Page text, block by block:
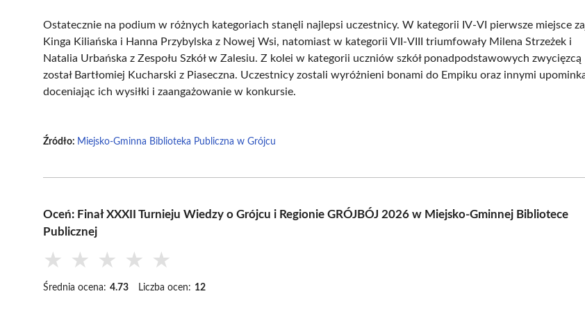
Ostatecznie na podium w różnych kategoriach stanęli najlepsi uczestnicy. W kategorii IV-VI pierwsze miejsce
Kinga Kiliańska i Hanna Przybylska z Nowej Wsi, natomiast w kategorii VII-VIII triumfowały Milena Strzeżek i
Natalia Urbańska z Zespołu Szkół w Zalesiu. Z kolei w kategorii uczniów szkół ponadpodstawowych zwycięzcą
został Bartłomiej Kucharski z Piaseczna. Uczestnicy zostali wyróżnieni bonami do Empiku oraz innymi
doceniając ich wysiłki i zaangażowanie w konkursie.
Źródło: Miejsko-Gminna Biblioteka Publiczna w Grójcu
Oceń: Finał XXXII Turnieju Wiedzy o Grójcu i Regionie GRÓJBÓJ 2026 w Miejsko-Gminnej Bibliotece
Publicznej
★ ★ ★ ★ ★
Średnia ocena: 4.73 Liczba ocen: 12